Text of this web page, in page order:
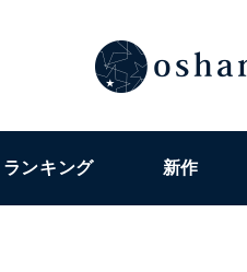
ランキング 新作